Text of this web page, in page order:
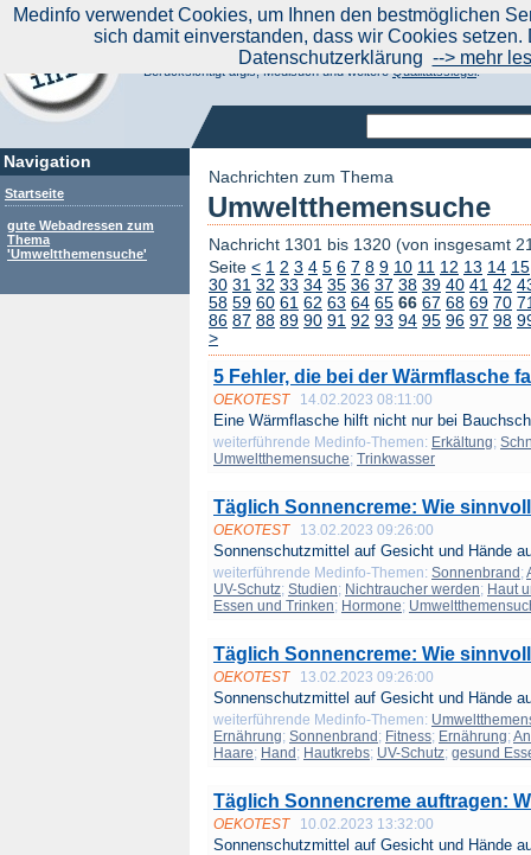
Navigation
Startseite
gute Webadressen zum
Thema
'Umweltthemensuche'
Aktuelle Nachrichten|
Suchen Sie noch oder Finden Sie schon?
Medinfo.de - Meta-Portal für Gesundheitsthemen
Berücksichtigt afgis, Medisuch und weitereQualitätssiegel.
Nachrichten zum Thema
Umweltthemensuche
Nachricht 1301 bis 1320 (von insgesamt
Seite < 1 2 3 4 5 6 7 8 9 10 11 12 13 14 15
30 31 32 33 34 35 36 37 38 39 40 41 42
58 59 60 61 62 63 64 65 66 67 68 69 70
86 87 88 89 90 91 92 93 94 95 96 97 98
>
5 Fehler, die bei der Wärmflasche
OEKOTEST 14.02.2023 08:11:00
Eine Wärmflasche hilft nicht nur bei
weiterführende Medinfo-Themen: Erkältung;
Umweltthemensuche; Trinkwasser
Täglich Sonnencreme: Wie
OEKOTEST 13.02.2023 09:26:00
Sonnenschutzmittel auf Gesicht und Hände
weiterführende Medinfo-Themen: Sonnenbrand ;
UV-Schutz; Studien; Nichtraucher werden; Haut
Essen und Trinken; Hormone;
Täglich Sonnencreme: Wie
OEKOTEST 13.02.2023 09:26:00
Sonnenschutzmittel auf Gesicht und Hände
weiterführende Medinfo-Themen:
Ernährung; Sonnenbrand ; Fitness; Ernährung;
Haare; Hand ; Hautkrebs; UV-Schutz; gesund
Täglich Sonnencreme auftragen:
OEKOTEST 10.02.2023 13:32:00
Sonnenschutzmittel auf Gesicht und Hände
Medinfo verwendet Cookies, um Ihnen den bestmöglichen
sich damit einverstanden, dass wir Cookies
Datenschutzerklärung --> mehr